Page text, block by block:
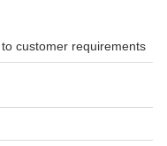
to customer requirements